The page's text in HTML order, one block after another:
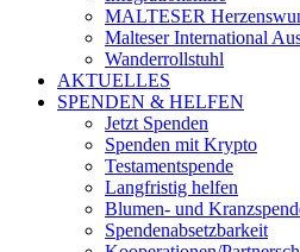
MALTESER
Malteser International
Wanderrollstuhl
AKTUELLES
SPENDEN & HELFEN
Jetzt Spenden
Spenden mit Krypto
Testamentspende
Langfristig helfen
Blumen- und
Spendenabsetzbarkeit